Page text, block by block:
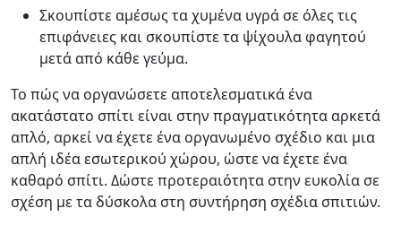
Σκουπίστε αμέσως τα χυμένα υγρά σε όλες τις
επιφάνειες και σκουπίστε τα ψίχουλα φαγητού
μετά από κάθε γεύμα.
Το πώς να οργανώσετε αποτελεσματικά ένα
ακατάστατο σπίτι είναι στην πραγματικότητα αρκετά
απλό, αρκεί να έχετε ένα οργανωμένο σχέδιο και μια
απλή ιδέα εσωτερικού χώρου, ώστε να έχετε ένα
καθαρό σπίτι. Δώστε προτεραιότητα στην ευκολία σε
σχέση με τα δύσκολα στη συντήρηση σχέδια σπιτιών.